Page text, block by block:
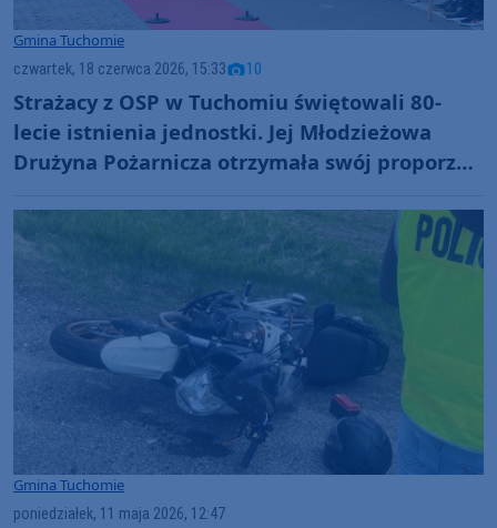
Gmina Tuchomie
czwartek, 18 czerwca 2026, 15:33 10
Strażacy z OSP w Tuchomiu świętowali 80-
lecie istnienia jednostki. Jej Młodzieżowa
Drużyna Pożarnicza otrzymała swój proporzec
Gmina Tuchomie
poniedziałek, 11 maja 2026, 12:47